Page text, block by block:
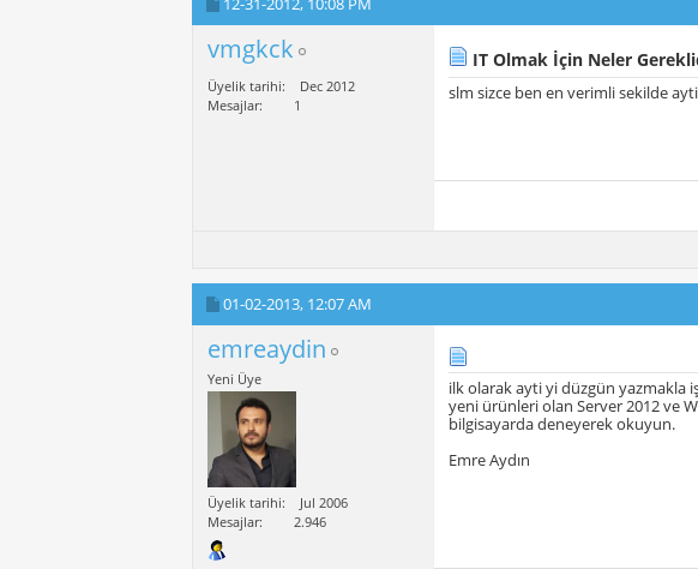
vmgkck
Üyelik tarihi
Dec 2012
Mesajlar
1
IT Olmak İçin Neler
slm sizce ben en verimli sekilde
01-02-2013, 12:07 AM
emreaydin
Yeni Üye
Üyelik tarihi
Jul 2006
Mesajlar
2.946
ilk olarak ayti yi düzgün yazmakla
yeni ürünleri olan Server 2012 ve
bilgisayarda deneyerek okuyun.
Emre Aydın